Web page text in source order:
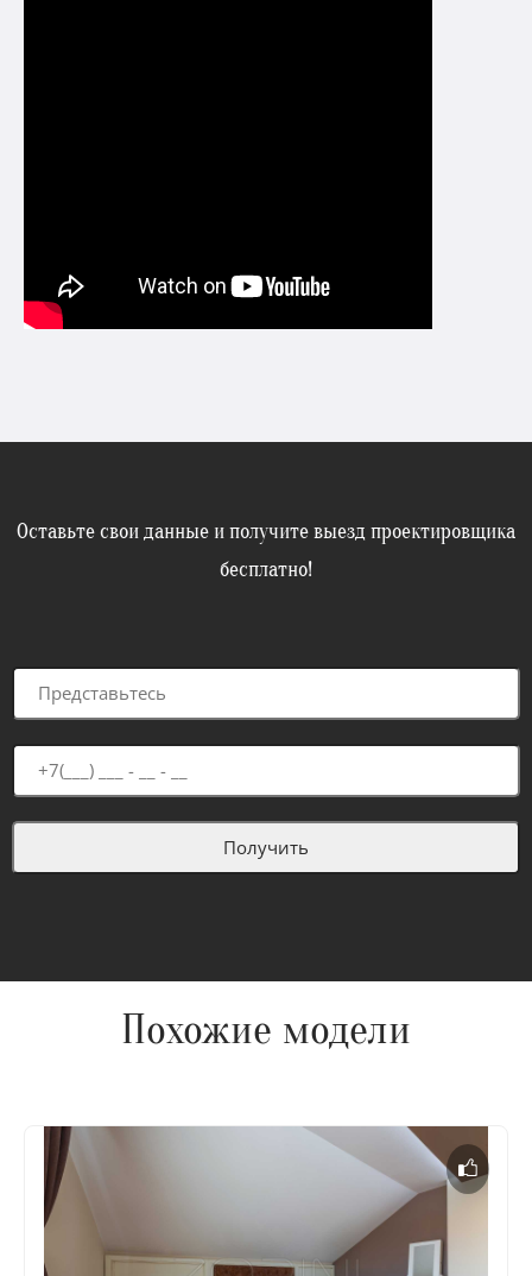
Оставьте свои данные и получите выезд проектировщика
бесплатно!
Похожие модели